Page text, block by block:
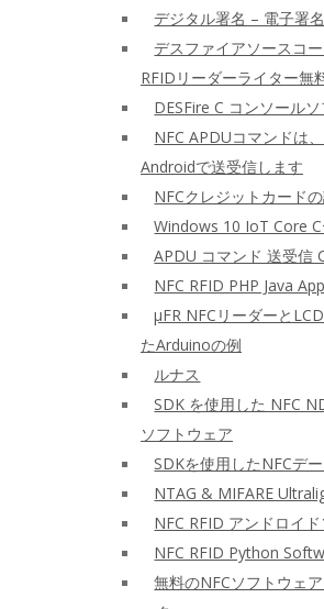
デジタル署名 – 電子署
デスファイアソースコ
RFIDリーダーライター無
DESFire C コンソール
NFC APDUコマンドは
Androidで送受信します
NFCクレジットカード
Windows 10 IoT Core
APDU コマンド 送受信
NFC RFID PHP Java
μFR NFCリーダーと
たArduinoの例
ルナス
SDK を使用した NFC
ソフトウェア
SDKを使用したNFCデ
NTAG & MIFARE
NFC RFID アンドロイ
NFC RFID Python
無料のNFCソフトウェ